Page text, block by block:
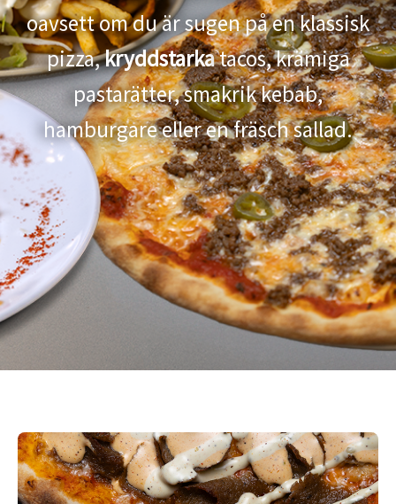
oavsett om du är sugen på en klassisk
pizza,kryddstarkatacos, krämiga
pastarätter, smakrik kebab,
hamburgare eller en fräsch sallad.